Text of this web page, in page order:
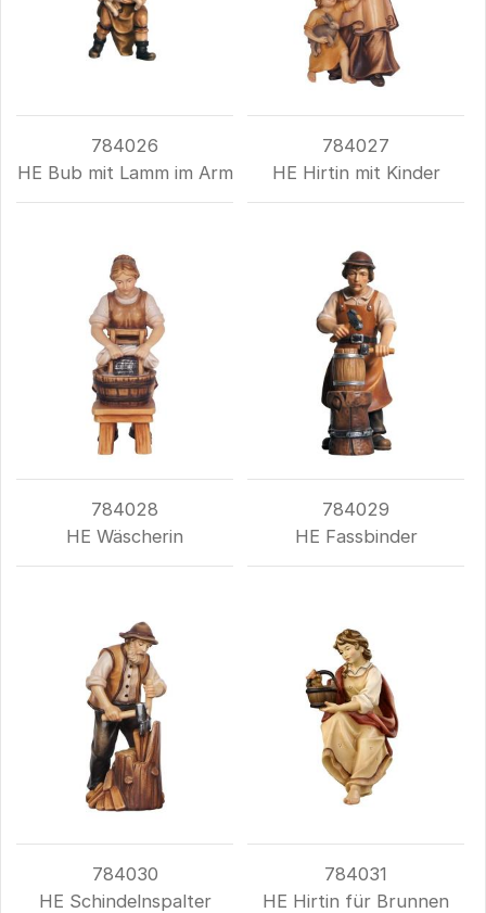
784026
HE Bub mit Lamm im Arm
784027
HE Hirtin mit Kinder
784028
HE Wäscherin
784029
HE Fassbinder
784030
HE Schindelnspalter
784031
HE Hirtin für Brunnen